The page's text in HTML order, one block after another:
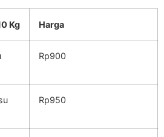
Kg Harga
Rp900
Rp950